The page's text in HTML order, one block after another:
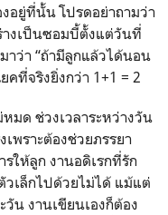
งอยู่ที่นั้น โปรดอย่าถามว่า
งเป็นซอมบี้ตั้งแต่วันที่
าว่า “ถ้ามีลูกแล้วได้นอน
คที่จริงยิ่งกว่า 1+1 = 2
มด ช่วงเวลาระหว่างวัน
พราะต้องช่วยภรรยา
ให้ลูก งานอดิเรกที่รัก
วเล็กไปด้วยไม่ได้ แม้แต่
น งานเขียนเองก็ต้อง